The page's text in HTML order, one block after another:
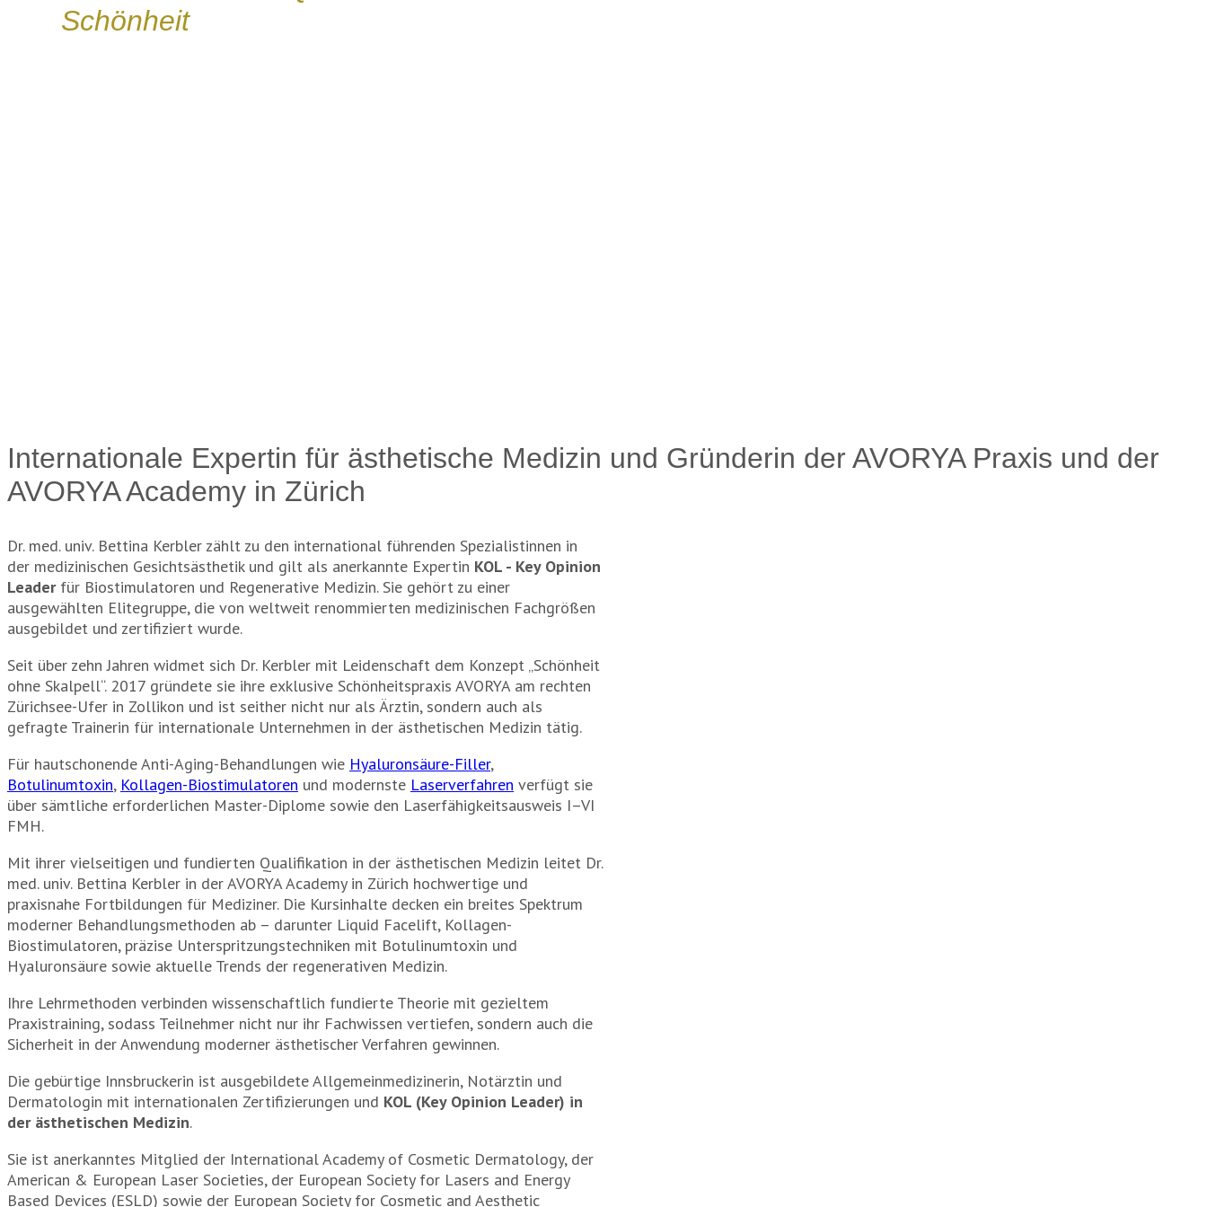
Schönheit
Internationale Expertin für ästhetische Medizin und Gründerin der AVORYA Praxis und der
AVORYA Academy in Zürich
Dr. med. univ. Bettina Kerbler zählt zu den international führenden Spezialistinnen in
der medizinischen Gesichtsästhetik und gilt als anerkannte Expertin KOL - Key Opinion
Leaderfür Biostimulatoren und Regenerative Medizin. Sie gehört zu einer
ausgewählten Elitegruppe, die von weltweit renommierten medizinischen Fachgrößen
ausgebildet und zertifiziert wurde.
Seit über zehn Jahren widmet sich Dr. Kerbler mit Leidenschaft dem Konzept „Schönheit
ohne Skalpell“. 2017 gründete sie ihre exklusive Schönheitspraxis AVORYA am rechten
Zürichsee-Ufer in Zollikon und ist seither nicht nur als Ärztin, sondern auch als
gefragte Trainerin für internationale Unternehmen in der ästhetischen Medizin tätig.
Für hautschonende Anti-Aging-Behandlungen wie Hyaluronsäure-Filler,
Botulinumtoxin, Kollagen-Biostimulatoren und modernste Laserverfahren verfügt sie
über sämtliche erforderlichen Master-Diplome sowie den Laserfähigkeitsausweis I–VI
FMH.
Mit ihrer vielseitigen und fundierten Qualifikation in der ästhetischen Medizin leitet Dr.
med. univ. Bettina Kerbler in der AVORYA Academy in Zürich hochwertige und
praxisnahe Fortbildungen für Mediziner. Die Kursinhalte decken ein breites Spektrum
moderner Behandlungsmethoden ab – darunter Liquid Facelift, Kollagen-
Biostimulatoren, präzise Unterspritzungstechniken mit Botulinumtoxin und
Hyaluronsäure sowie aktuelle Trends der regenerativen Medizin.
Ihre Lehrmethoden verbinden wissenschaftlich fundierte Theorie mit gezieltem
Praxistraining, sodass Teilnehmer nicht nur ihr Fachwissen vertiefen, sondern auch die
Sicherheit in der Anwendung moderner ästhetischer Verfahren gewinnen.
Die gebürtige Innsbruckerin ist ausgebildete Allgemeinmedizinerin, Notärztin und
Dermatologin mit internationalen Zertifizierungen und KOL (Key Opinion Leader) in
der ästhetischen Medizin.
Sie ist anerkanntes Mitglied der International Academy of Cosmetic Dermatology, der
American & European Laser Societies, der European Society for Lasers and Energy
Based Devices (ESLD) sowie der European Society for Cosmetic and Aesthetic